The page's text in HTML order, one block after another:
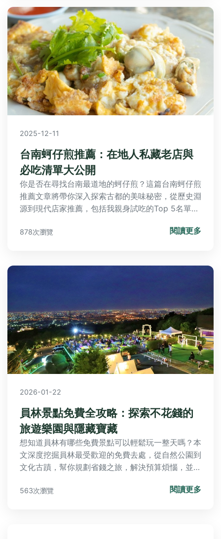
2025-12-11
台南蚵仔煎推薦：在地人私藏老店與
必吃清單大公開
你是否在尋找台南最道地的蚵仔煎？這篇台南蚵仔煎
推薦文章將帶你深入探索古都的美味秘密，從歷史淵
源到現代店家推薦，包括我親身試吃的Top 5名單和
熱量、最佳食用時機等，幫助你避開地雷，享受最正
878次瀏覽 閱讀更多
2026-01-22
員林景點免費全攻略：探索不花錢的
旅遊樂園與隱藏寶藏
想知道員林有哪些免費景點可以輕鬆玩一整天嗎？本
文深度挖掘員林最受歡迎的免費去處，從自然公園到
文化古蹟，幫你規劃省錢之旅，解決預算煩惱，並提
563次瀏覽 閱讀更多